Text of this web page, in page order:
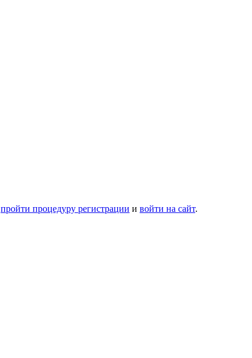
пройти процедуру регистрации и войти на сайт.